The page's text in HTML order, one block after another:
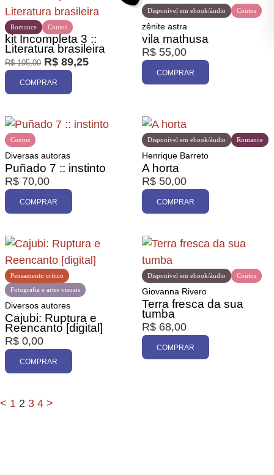
Contos
Romance
kit Incompleta 3 ::
Literatura brasileira
R$105,00 R$ 89,25
COMPRAR
Contos
Disponível em ebook/áudio
zênite astra
vila mathusa
R$ 55,00
COMPRAR
Contos
Diversas autoras
Puñado 7 :: instinto
R$ 70,00
COMPRAR
Disponível em ebook/áudio Romance
Henrique Barreto
A horta
R$ 50,00
COMPRAR
Fotografia e artes visuais
Pensamento crítico
Diversos autores
Cajubi: Ruptura e
Reencanto [digital]
R$ 0,00
COMPRAR
Contos
Disponível em ebook/áudio
Giovanna Rivero
Terra fresca da sua
tumba
R$ 68,00
COMPRAR
< 1 2 3 4 >